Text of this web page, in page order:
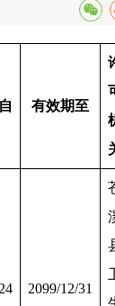
有效期至
2099/12/31